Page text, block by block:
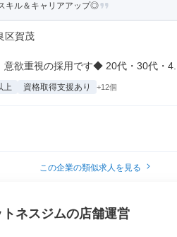
キル＆キャリアアップ◎
区賀茂
欲重視の採用です◆ 20代・30代・4...
上 資格取得支援あり +12個
この企業の類似求人を見る
トネスジムの店舗運営